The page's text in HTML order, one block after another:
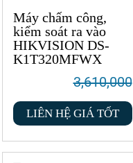
Máy chấm công,
kiểm soát ra vào
HIKVISION DS-
K1T320MFWX
3,610,000
LIÊN HỆ GIÁ TỐT